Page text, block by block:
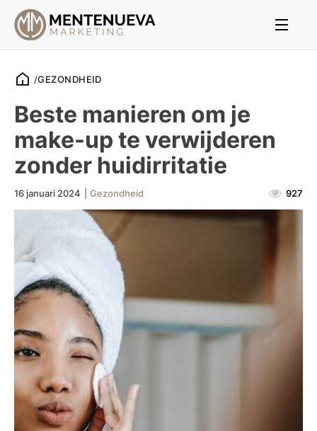
/GEZONDHEID
Beste manieren om je
make-up te verwijderen
zonder huidirritatie
16 januari 2024 Gezondheid 927